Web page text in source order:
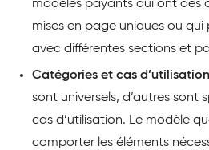
modèles payants qui ont des
mises en page uniques ou qui
avec différentes sections et
Catégories et cas
sont universels, d’autres sont
cas d’utilisation. Le modèle
comporter les éléments